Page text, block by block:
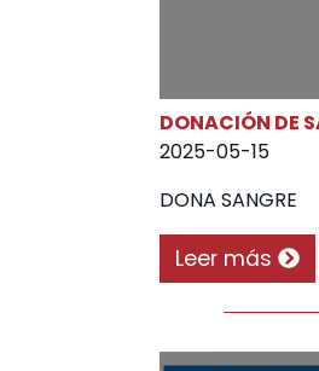
DONACIÓN DE
2025-05-15
DONA SANGRE
Leer más